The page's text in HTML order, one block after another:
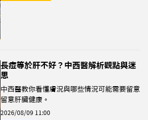
長痘等於肝不好？中西醫解析觀點與迷
思
中西醫教你看懂膚況與哪些情況可能需要留意
留意肝臟健康。
2026/08/09 11:00